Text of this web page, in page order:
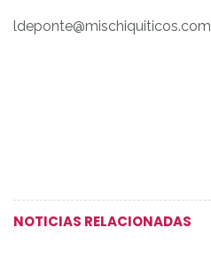
ldeponte@mischiquiticos.com
NOTICIAS RELACIONADAS